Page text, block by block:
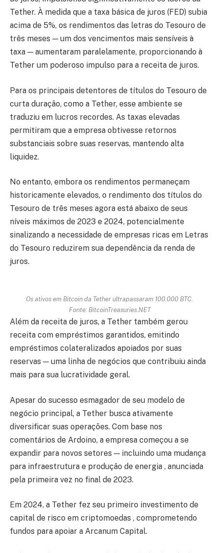
Tether. À medida que a taxa básica de juros (FED) subia
acima de 5%, os rendimentos das letras do Tesouro de
três meses — um dos vencimentos mais sensíveis à
taxa — aumentaram paralelamente, proporcionando à
Tether um poderoso impulso para a receita de juros.
Para os principais detentores de títulos do Tesouro de
curta duração, como a Tether, esse ambiente se
traduziu em lucros recordes. As taxas elevadas
permitiram que a empresa obtivesse retornos
substanciais sobre suas reservas, mantendo alta
liquidez.
No entanto, embora os rendimentos permaneçam
historicamente elevados, o rendimento dos títulos do
Tesouro de três meses agora está abaixo de seus
níveis máximos de 2023 e 2024, potencialmente
sinalizando a necessidade de empresas ricas em Letras
do Tesouro reduzirem sua dependência da renda de
juros.
Os ativos em Bitcoin da Tether ultrapassaram 100.000 BTC.
Fonte: BitcoinTreasuries.NET
Além da receita de juros, a Tether também gerou
receita com empréstimos garantidos, emitindo
empréstimos colateralizados apoiados por suas
reservas — uma linha de negócios que contribuiu ainda
mais para sua lucratividade geral.
Apesar do sucesso esmagador de seu modelo de
negócio principal, a Tether busca ativamente
diversificar suas operações. Com base nos
comentários de Ardoino, a empresa começou a se
expandir para novos setores — incluindo uma mudança
para infraestrutura e produção de energia , anunciada
pela primeira vez no final de 2023.
Em 2024, a Tether fez seu primeiro investimento de
capital de risco em criptomoedas , comprometendo
fundos para apoiar a Arcanum Capital.